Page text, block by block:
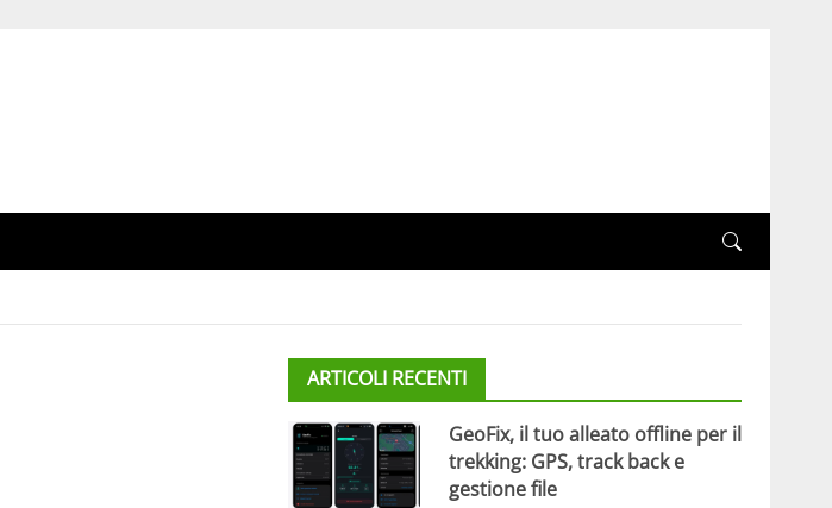
ARTICOLI RECENTI
GeoFix, il tuo alleato offline per il
trekking: GPS, track back e
gestione file